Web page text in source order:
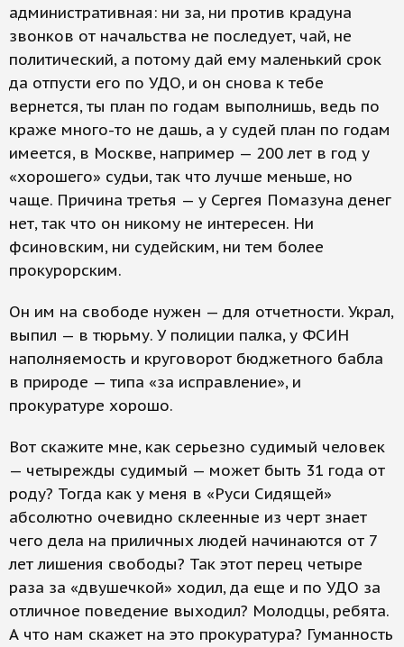
административная: ни за, ни против крадуна
звонков от начальства не последует, чай, не
политический, а потому дай ему маленький срок
да отпусти его по УДО, и он снова к тебе
вернется, ты план по годам выполнишь, ведь по
краже много-то не дашь, а у судей план по годам
имеется, в Москве, например — 200 лет в год у
«хорошего» судьи, так что лучше меньше, но
чаще. Причина третья — у Сергея Помазуна денег
нет, так что он никому не интересен. Ни
фсиновским, ни судейским, ни тем более
прокурорским.
Он им на свободе нужен — для отчетности. Украл,
выпил — в тюрьму. У полиции палка, у ФСИН
наполняемость и круговорот бюджетного бабла
в природе — типа «за исправление», и
прокуратуре хорошо.
Вот скажите мне, как серьезно судимый человек
— четырежды судимый — может быть 31 года от
роду? Тогда как у меня в «Руси Сидящей»
абсолютно очевидно склеенные из черт знает
чего дела на приличных людей начинаются от 7
лет лишения свободы? Так этот перец четыре
раза за «двушечкой» ходил, да еще и по УДО за
отличное поведение выходил? Молодцы, ребята.
А что нам скажет на это прокуратура? Гуманность